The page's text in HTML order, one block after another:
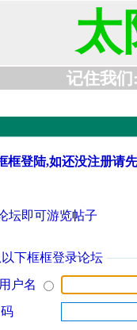
太
记住我们
框登陆,如还没注册请
坛即可游览帖子
下框框登录论坛
用户名